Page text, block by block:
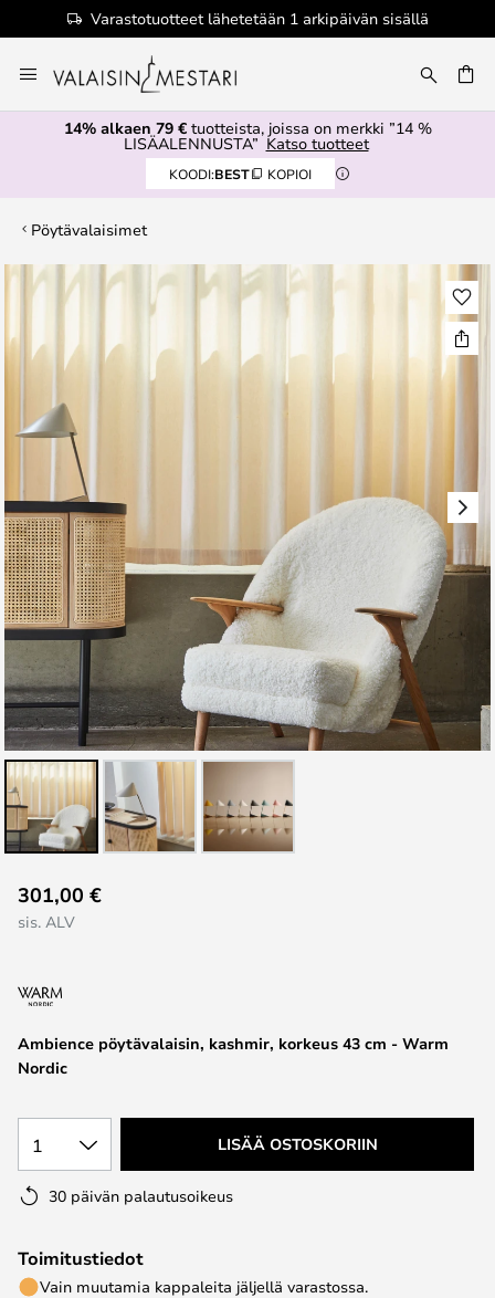
Varastotuotteet lähetetään 1 arkipäivän sisällä
to
Content
14% alkaen 79 €tuotteista, joissa on merkki ”14 %
LISÄALENNUSTA” Katso tuotteet
KOODI:BEST KOPIOI
Pöytävalaisimet
Skip
the
end
images
to
the
of
the
images
gallery
Ambience pöytävalaisin, kashmir, korkeus 43 cm - Warm
Nordic
301,00 €
sis. ALV
1 LISÄÄ OSTOSKORIIN
30 päivän palautusoikeus
Toimitustiedot
Vain muutamia kappaleita jäljellä varastossa.